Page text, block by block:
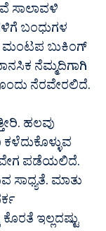
ಸಾಲಾವಳಿ
ಬಂಧುಗಳ
ಮಂಟಪ ಬುಕಿಂಗ್
ನೆಮ್ಮದಿಗಾಗಿ
ನೆರವೇರಲಿದೆ.
ಹಲವು
ವೇಗ ಪಡೆಯಲಿದೆ.
ಸಾಧ್ಯತೆ. ಮಾತು
ಇಲ್ಲದಷ್ಟು